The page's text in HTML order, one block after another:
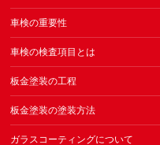
車検の重要性
車検の検査項目とは
板金塗装の工程
板金塗装の塗装方法
ガラスコーティングについて